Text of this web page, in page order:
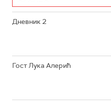
Дневник 2
Гост Лука Алерић